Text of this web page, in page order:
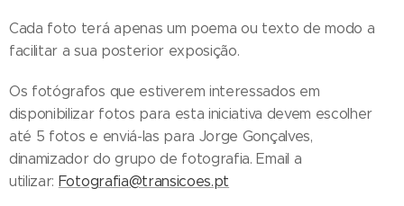
Cada foto terá apenas um poema ou texto de modo a
facilitar a sua posterior exposição.
Os fotógrafos que estiverem interessados em
disponibilizar fotos para esta iniciativa devem escolher
até 5 fotos e enviá-las para Jorge Gonçalves,
dinamizador do grupo de fotografia. Email a
utilizar: Fotografia@transicoes.pt